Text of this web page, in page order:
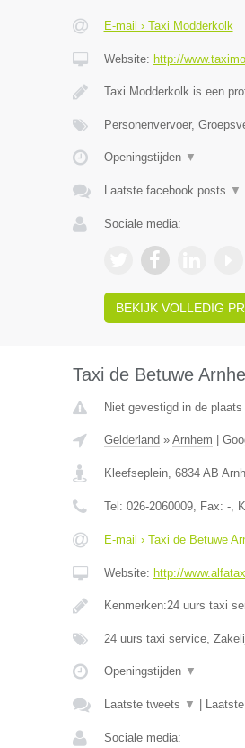
E-mail › Taxi Modderkolk
Website: http://
Taxi Modderkolk is een
Personenvervoer,
Openingstijden ▼
Laatste facebook posts ▼
Sociale media:
BEKIJK VOLLEDIG
Taxi de Betuwe
Niet gevestigd in de
Gelderland » Arnhem
Kleefseplein, 6834 AB
Tel: 026-2060009, Fax: -,
E-mail › Taxi de Betuwe
Website: http://
Kenmerken:24 uurs taxi
24 uurs taxi service,
Openingstijden ▼
Laatste tweets ▼
Sociale media: